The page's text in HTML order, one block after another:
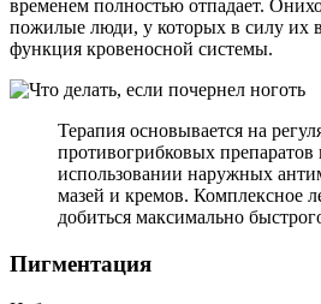
временем полностью отпадает.
пожилые люди, у которых в силу их
функция кровеносной системы.
Терапия основывается на
противогрибковых препаратов
использовании наружных
мазей и кремов. Комплексное
добиться максимально
Пигментация